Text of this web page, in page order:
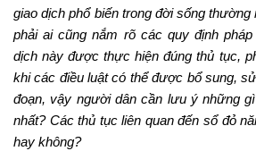
giao dịch phổ biến trong đời sống thường
phải ai cũng nắm rõ các quy định
dịch này được thực hiện đúng thủ tục,
khi các điều luật có thể được bổ sung,
đoạn, vậy người dân cần lưu ý những
nhất? Các thủ tục liên quan đến sổ đỏ
hay không?